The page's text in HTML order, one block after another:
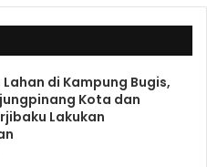
di Kampung Bugis,
Kota dan
Lakukan